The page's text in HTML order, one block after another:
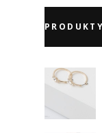
PRODUKTY